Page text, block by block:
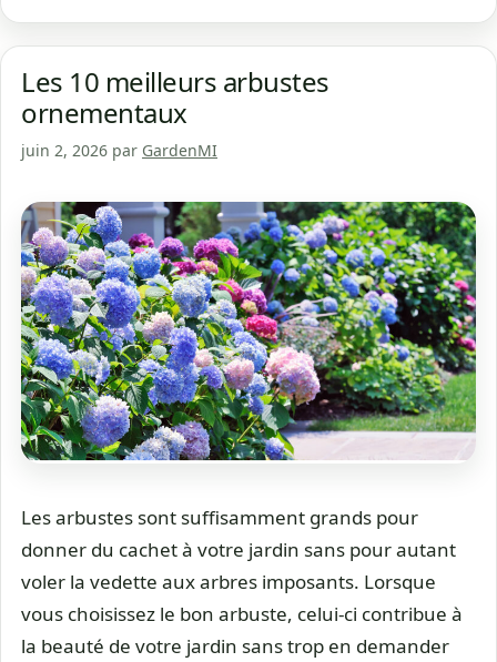
Les 10 meilleurs arbustes
ornementaux
juin 2, 2026 par GardenMI
Les arbustes sont suffisamment grands pour
donner du cachet à votre jardin sans pour autant
voler la vedette aux arbres imposants. Lorsque
vous choisissez le bon arbuste, celui-ci contribue à
la beauté de votre jardin sans trop en demander